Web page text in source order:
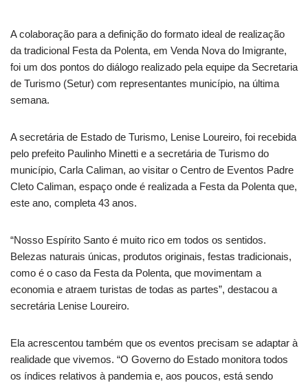
A colaboração para a definição do formato ideal de realização
da tradicional Festa da Polenta, em Venda Nova do Imigrante,
foi um dos pontos do diálogo realizado pela equipe da Secretaria
de Turismo (Setur) com representantes município, na última
semana.
A secretária de Estado de Turismo, Lenise Loureiro, foi recebida
pelo prefeito Paulinho Minetti e a secretária de Turismo do
município, Carla Caliman, ao visitar o Centro de Eventos Padre
Cleto Caliman, espaço onde é realizada a Festa da Polenta que,
este ano, completa 43 anos.
“Nosso Espírito Santo é muito rico em todos os sentidos.
Belezas naturais únicas, produtos originais, festas tradicionais,
como é o caso da Festa da Polenta, que movimentam a
economia e atraem turistas de todas as partes”, destacou a
secretária Lenise Loureiro.
Ela acrescentou também que os eventos precisam se adaptar à
realidade que vivemos. “O Governo do Estado monitora todos
os índices relativos à pandemia e, aos poucos, está sendo